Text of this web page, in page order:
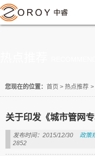
您现在的位置： 首页 > 热点推荐 >
关于印发《城市管网
发布时间：2015/12/30 政策
2852